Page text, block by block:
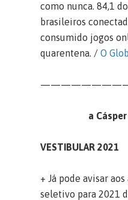
como nunca. 84,1
brasileiros
consumido jogos
quarentena. /O
a
VESTIBULAR 2021
+ Já pode avisar
seletivo para 2021